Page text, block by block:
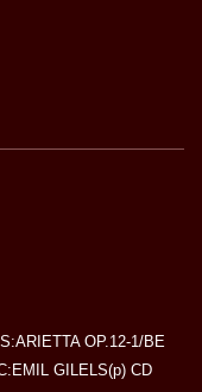
OP.12-1/BE
GILELS(p) CD